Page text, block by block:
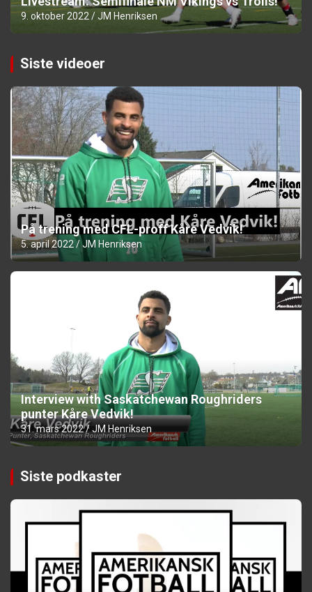
9. oktober 2022 JM Henriksen
Siste videoer
På trening med CFL-proff Kåre Vedvik!
5. april 2022 JM Henriksen
Interview with Saskatchewan Roughriders
punter Kåre Vedvik!
31. mars 2022 JM Henriksen
Siste podkaster